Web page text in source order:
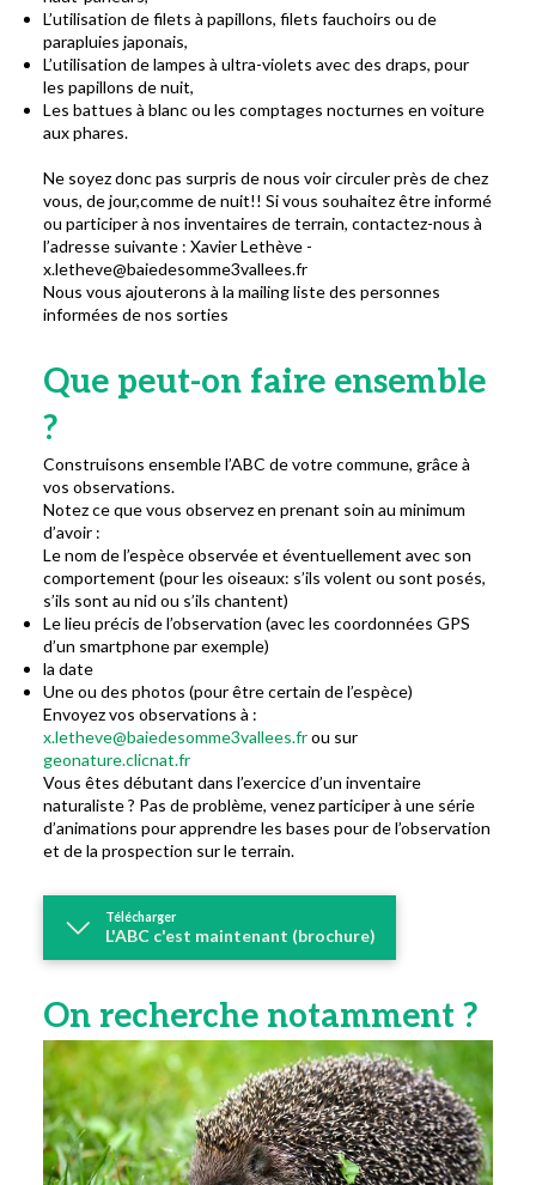
L’utilisation de filets à papillons, filets fauchoirs ou de
parapluies japonais,
L’utilisation de lampes à ultra-violets avec des draps, pour
les papillons de nuit,
Les battues à blanc ou les comptages nocturnes en voiture
aux phares.
Ne soyez donc pas surpris de nous voir circuler près de chez
vous, de jour,comme de nuit!! Si vous souhaitez être informé
ou participer à nos inventaires de terrain, contactez-nous à
l’adresse suivante : Xavier Lethève -
x.letheve@baiedesomme3vallees.fr
Nous vous ajouterons à la mailing liste des personnes
informées de nos sorties
Que peut-on faire ensemble
?
Construisons ensemble l’ABC de votre commune, grâce à
vos observations.
Notez ce que vous observez en prenant soin au minimum
d’avoir :
Le nom de l’espèce observée et éventuellement avec son
comportement (pour les oiseaux: s’ils volent ou sont posés,
s’ils sont au nid ou s’ils chantent)
Le lieu précis de l’observation (avec les coordonnées GPS
d’un smartphone par exemple)
la date
Une ou des photos (pour être certain de l’espèce)
Envoyez vos observations à :
x.letheve@baiedesomme3vallees.frou sur
geonature.clicnat.fr
Vous êtes débutant dans l’exercice d’un inventaire
naturaliste ? Pas de problème, venez participer à une série
d’animations pour apprendre les bases pour de l’observation
et de la prospection sur le terrain.
Télécharger
L'ABC c'est maintenant (brochure)
On recherche notamment ?